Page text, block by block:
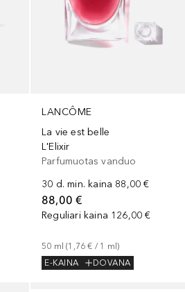
LANCÔME
La vie est belle
L'Elixir
Parfumuotas vanduo
30 d. min. kaina 88,00 €
88,00 €
Reguliari kaina 126,00 €
50 ml (1,76 € / 1 ml)
E-KAINA
DOVANA